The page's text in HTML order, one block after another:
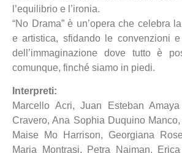
l’equilibrio e l’ironia.
“No Drama” è un’opera che celebra
e artistica, sfidando le convenzioni
dell’immaginazione dove tutto è
comunque, finché siamo in piedi.
Interpreti:
Marcello Acri, Juan Esteban
Cravero, Ana Sophia Duquino
Maise Mo Harrison, Georgiana
Maria Montrasi, Petra Najman,